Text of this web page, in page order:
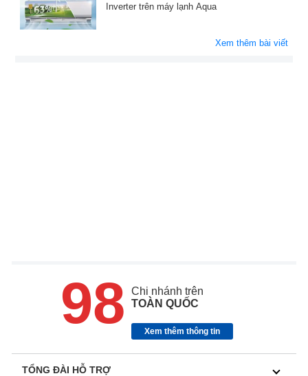
Inverter trên máy lạnh Aqua
Xem thêm bài viết
98
Chi nhánh trên
TOÀN QUỐC
Xem thêm thông tin
TỔNG ĐÀI HỖ TRỢ